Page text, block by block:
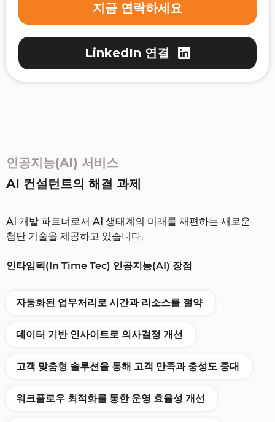
지금 연락하세요
LinkedIn 연결
인공지능(AI) 서비스
AI 컨설턴트의 해결 과제
AI 개발 파트너로서 AI 생태계의 미래를 재편하는 새로운
첨단 기술을 제공하고 있습니다.
인타임텍(In Time Tec) 인공지능(AI) 장점
자동화된 업무처리로 시간과 리소스를 절약
데이터 기반 인사이트로 의사결정 개선
고객 맞춤형 솔루션을 통해 고객 만족과 충성도 증대
워크플로우 최적화를 통한 운영 효율성 개선